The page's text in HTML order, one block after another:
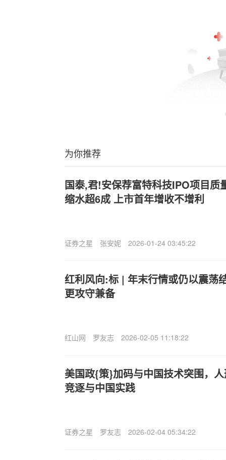
为你推荐
国泰,君!安保荐富特科技IPO项目质
缩水超6成 上市首年增收不增利
证券之星 张安妮 2026-01-24 03:45:22
红利风向:标 | 年末行情或仍以震荡
更攻守兼备
红山网 罗友志 2026-02-05 11:18:22
美国政{策}加码与中国技术突围，
竞逐与中国实践
证券之星 罗友志 2026-02-04 05:34:22